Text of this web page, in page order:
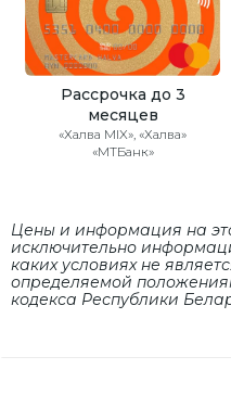
Рассрочка до 3
месяцев
«Халва MIX», «Халва»
«МТБанк»
Цены и информация на
исключительно
каких условиях не
определяемой
кодекса Республики